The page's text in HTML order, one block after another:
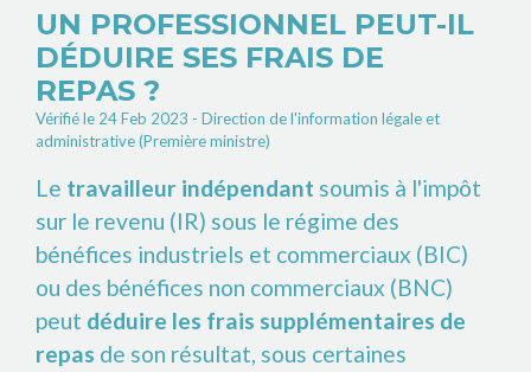
UN PROFESSIONNEL PEUT-IL
DÉDUIRE SES FRAIS DE
REPAS ?
Vérifié le 24 Feb 2023 - Direction de l'information légale et
administrative (Première ministre)
Le travailleur indépendant soumis à l'impôt
sur le revenu (IR) sous le régime des
bénéfices industriels et commerciaux (BIC)
ou des bénéfices non commerciaux (BNC)
peut déduire les frais supplémentaires de
repas de son résultat, sous certaines